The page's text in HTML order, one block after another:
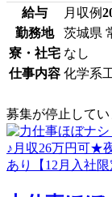
給与 月収例
勤務地
茨城県
寮・社宅 なし
仕事内容 化学系
募集が停止してい